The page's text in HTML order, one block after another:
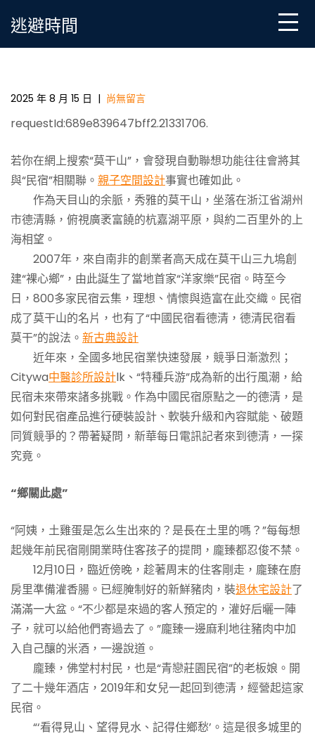
逃避時間
民宿“原點”，“宿”尋蝶變_中國JIUYI俱意診所設計網
2025 年 8 月 15 日 | 尚無留言
requestId:689e839647bff2.21331706.
若你在網上搜索“莫干山”，會發現自動聯想功能往往會將其
與“民宿”相關聯。 親子空間設計事實也確如此。
作為天目山的余脈，秀雅的莫干山，坐落在浙江省湖州
市德清縣，俯視廣袤富饒的杭嘉湖平原，與約二百里外的上
海相望。
2007年，來自南非的創業者高天成在莫干山三九塢創
建“裸心鄉”，由此誕生了當地首家“洋家樂”民宿。時至今
日，800多家民宿云集，理想、情懷與造富在此交織。民宿
成了莫干山的名片，也有了“中國民宿看德清，德清民宿看
莫干”的說法。 新古典設計
近年來，全國多地民宿業快速發展，競爭日漸激烈；
Citywa中醫診所設計lk、“特種兵游”成為新的出行風潮，給
民宿未來帶來諸多挑戰。作為中國民宿原點之一的德清，是
如何對民宿產品進行硬裝設計、軟裝升級和內容賦能、破題
同質競爭的？帶著疑問，新華每日電訊記者來到德清，一探
究竟。
“鄉關此處”
“阿姨，土雞蛋是怎么生出來的？是長在土里的嗎？”每每想
起幾年前民宿剛開業時住客孩子的提問，龐臻都忍俊不禁。
12月10日，臨近傍晚，趁著周末的住客剛走，龐臻在廚
房里準備灌香腸。已經腌制好的新鮮豬肉，裝退休宅設計了
滿滿一大盆。“不少都是來過的客人預定的，灌好后曬一陣
子，就可以給他們寄過去了。”龐臻一邊麻利地往豬肉中加
入自己釀的米酒，一邊說道。
龐臻，佛堂村村民，也是“青戀莊園民宿”的老板娘。開
了二十幾年酒店，2019年和女兒一起回到德清，經營起這家
民宿。
“‘看得見山、望得見水、記得住鄉愁’。這是很多城里的